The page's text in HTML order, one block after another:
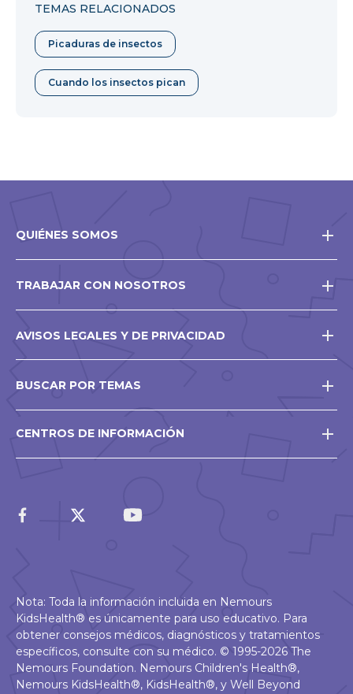
TEMAS RELACIONADOS
Picaduras de insectos
Cuando los insectos pican
QUIÉNES SOMOS
TRABAJAR CON NOSOTROS
AVISOS LEGALES Y DE PRIVACIDAD
BUSCAR POR TEMAS
CENTROS DE INFORMACIÓN
Nota: Toda la información incluida en Nemours
KidsHealth® es únicamente para uso educativo. Para
obtener consejos médicos, diagnósticos y tratamientos
específicos, consulte con su médico. © 1995-2026 The
Nemours Foundation. Nemours Children's Health®,
Nemours KidsHealth®, KidsHealth®, y Well Beyond